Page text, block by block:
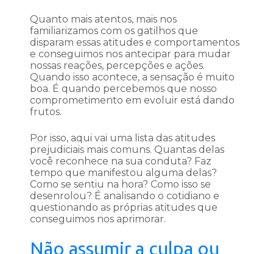
Quanto mais atentos, mais nos
familiarizamos com os gatilhos que
disparam essas atitudes e comportamentos
e conseguimos nos antecipar para mudar
nossas reações, percepções e ações.
Quando isso acontece, a sensação é muito
boa. É quando percebemos que nosso
comprometimento em evoluir está dando
frutos.
Por isso, aqui vai uma lista das atitudes
prejudiciais mais comuns. Quantas delas
você reconhece na sua conduta? Faz
tempo que manifestou alguma delas?
Como se sentiu na hora? Como isso se
desenrolou? É analisando o cotidiano e
questionando as próprias atitudes que
conseguimos nos aprimorar.
Não assumir a culpa ou